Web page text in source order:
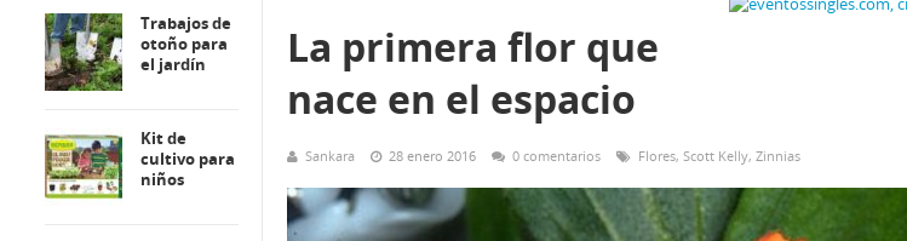
La primera flor que
nace en el espacio
Sankara 28 enero 2016 0 comentarios Flores, Scott Kelly, Zinnias
Trabajos de
otoño para
el jardín
Kit de
cultivo para
niños